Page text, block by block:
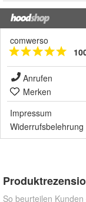
comwerso
Anrufen
Merken
Impressum
Widerrufsbelehrung
So beurteilen